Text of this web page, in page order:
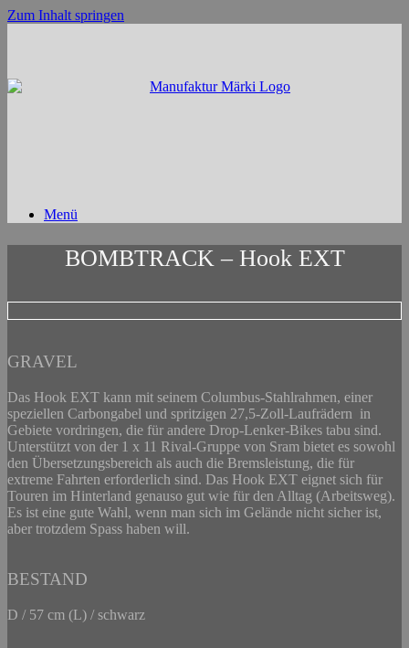
Zum Inhalt springen
Menü
BOMBTRACK – Hook EXT
GRAVEL
Das Hook EXT kann mit seinem Columbus-Stahlrahmen, einer
speziellen Carbongabel und spritzigen 27,5-Zoll-Laufrädern in
Gebiete vordringen, die für andere Drop-Lenker-Bikes tabu sind.
Unterstützt von der 1 x 11 Rival-Gruppe von Sram bietet es sowohl
den Übersetzungsbereich als auch die Bremsleistung, die für
extreme Fahrten erforderlich sind. Das Hook EXT eignet sich für
Touren im Hinterland genauso gut wie für den Alltag (Arbeitsweg).
Es ist eine gute Wahl, wenn man sich im Gelände nicht sicher ist,
aber trotzdem Spass haben will.
BESTAND
D / 57 cm (L) / schwarz